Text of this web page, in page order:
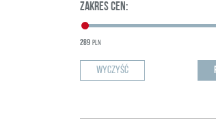
ZAKRES CEN:
289 PLN